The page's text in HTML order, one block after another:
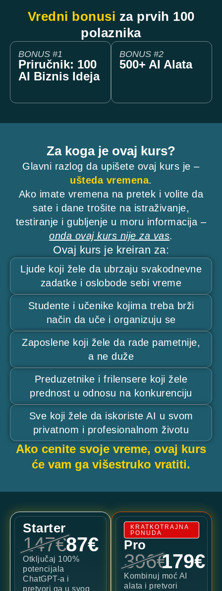
Vredni bonusi za prvih 100
polaznika
BONUS #1
Priručnik: 100
AI Biznis Ideja
BONUS #2
500+ AI Alata
Za koga je ovaj kurs?
Glavni razlog da upišete ovaj kurs je –
ušteda vremena.
Ako imate vremena na pretek i volite da
sate i dane trošite na istraživanje,
testiranje i gubljenje u moru informacija –
onda ovaj kurs nije za vas.
Ovaj kurs je kreiran za:
Ljude koji žele da ubrzaju svakodnevne
zadatke i oslobode sebi vreme
Studente i učenike kojima treba brži
način da uče i organizuju se
Zaposlene koji žele da rade pametnije,
a ne duže
Preduzetnike i frilensere koji žele
prednost u odnosu na konkurenciju
Sve koji žele da iskoriste AI u svom
privatnom i profesionalnom životu
Ako cenite svoje vreme, ovaj kurs
će vam ga višestruko vratiti.
Starter
147€87€
Otključaj 100%
potencijala
ChatGPT-a i
pretvori ga u svog
KRATKOTRAJNA
PONUDA
Pro
396€179€
Kombinuj moć AI
alata i pretvori